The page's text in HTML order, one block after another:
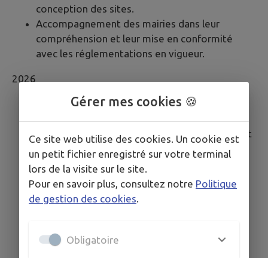
conception des sites.
Accompagnement des mairies dans leur
compréhension et leur mise en conformité
avec les réglementations en vigueur.
2026
Mise en place d'un suivi régulier pour s'assurer
du maintien de la conformité.
Poursuite de la formation des développeurs et
sensibilisation des rédacteurs de contenu.
Adaptation aux éventuelles évolutions du
RGAA et des réglementations en matière
d'accessibilité numérique.
Veille réglementaire :
normes et réglementations relatives à
Gérer mes cookies 🍪
Ce site web utilise des cookies. Un cookie est
un petit fichier enregistré sur votre terminal
lors de la visite sur le site.
Pour en savoir plus, consultez notre Politique
de gestion des cookies.
Obligatoire